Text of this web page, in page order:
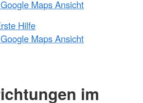
Maps Ansicht
Hilfe
Maps Ansicht
im